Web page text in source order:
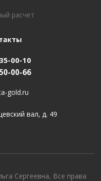
расчет
00-10
00-66
gold.ru
вал, д. 49
Сергеевна, Все права